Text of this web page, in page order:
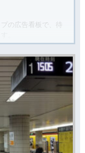
の広告看板で、待
。
して頂く事を目的
較的長い時間を視
理解を得たい広告
したロケーション
線及び千代田線・丸
え駅でもありま
の方にも広告を見